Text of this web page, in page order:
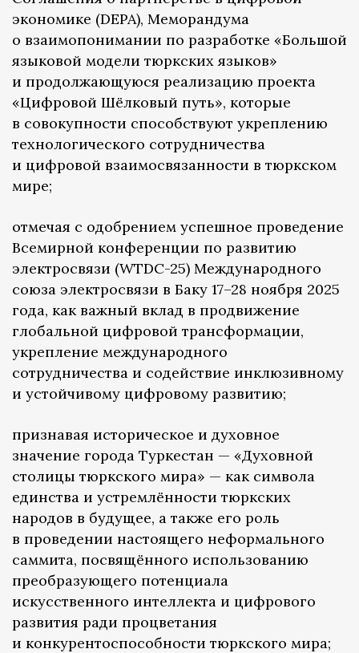
экономике (DEPA), Меморандума
о взаимопонимании по разработке «Большой
языковой модели тюркских языков»
и продолжающуюся реализацию проекта
«Цифровой Шёлковый путь», которые
в совокупности способствуют укреплению
технологического сотрудничества
и цифровой взаимосвязанности в тюркском
мире;
отмечая с одобрением успешное проведение
Всемирной конференции по развитию
электросвязи (WTDC-25) Международного
союза электросвязи в Баку 17–28 ноября 2025
года, как важный вклад в продвижение
глобальной цифровой трансформации,
укрепление международного
сотрудничества и содействие инклюзивному
и устойчивому цифровому развитию;
признавая историческое и духовное
значение города Туркестан — «Духовной
столицы тюркского мира» — как символа
единства и устремлённости тюркских
народов в будущее, а также его роль
в проведении настоящего неформального
саммита, посвящённого использованию
преобразующего потенциала
искусственного интеллекта и цифрового
развития ради процветания
и конкурентоспособности тюркского мира;